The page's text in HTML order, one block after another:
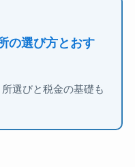
の選び方とおす
選びと税金の基礎も